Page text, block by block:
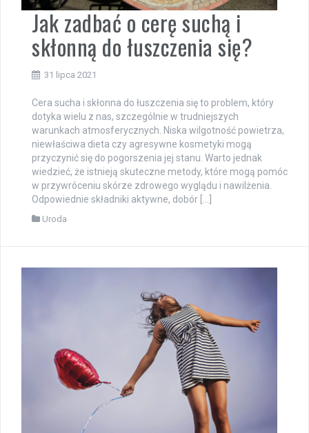
Jak zadbać o cerę suchą i
skłonną do łuszczenia się?
31 lipca 2021
Cera sucha i skłonna do łuszczenia się to problem, który
dotyka wielu z nas, szczególnie w trudniejszych
warunkach atmosferycznych. Niska wilgotność powietrza,
niewłaściwa dieta czy agresywne kosmetyki mogą
przyczynić się do pogorszenia jej stanu. Warto jednak
wiedzieć, że istnieją skuteczne metody, które mogą pomóc
w przywróceniu skórze zdrowego wyglądu i nawilżenia.
Odpowiednie składniki aktywne, dobór […]
Uroda